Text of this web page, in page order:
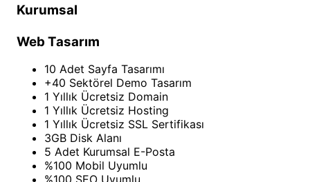
Kurumsal
Web Tasarım
10 Adet Sayfa Tasarımı
+40 Sektörel Demo Tasarım
1 Yıllık Ücretsiz Domain
1 Yıllık Ücretsiz Hosting
1 Yıllık Ücretsiz SSL Sertifikası
3GB Disk Alanı
5 Adet Kurumsal E-Posta
%100 Mobil Uyumlu